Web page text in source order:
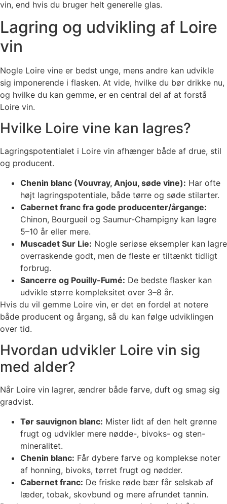
vin, end hvis du bruger helt generelle glas.
Lagring og udvikling af Loire
vin
Nogle Loire vine er bedst unge, mens andre kan udvikle
sig imponerende i flasken. At vide, hvilke du bør drikke nu,
og hvilke du kan gemme, er en central del af at forstå
Loire vin.
Hvilke Loire vine kan lagres?
Lagringspotentialet i Loire vin afhænger både af drue, stil
og producent.
Chenin blanc (Vouvray, Anjou, søde vine): Har ofte
højt lagringspotentiale, både tørre og søde stilarter.
Cabernet franc fra gode producenter/årgange:
Chinon, Bourgueil og Saumur-Champigny kan lagre
5–10 år eller mere.
Muscadet Sur Lie: Nogle seriøse eksempler kan lagre
overraskende godt, men de fleste er tiltænkt tidligt
forbrug.
Sancerre og Pouilly-Fumé: De bedste flasker kan
udvikle større kompleksitet over 3–8 år.
Hvis du vil gemme Loire vin, er det en fordel at notere
både producent og årgang, så du kan følge udviklingen
over tid.
Hvordan udvikler Loire vin sig
med alder?
Når Loire vin lagrer, ændrer både farve, duft og smag sig
gradvist.
Tør sauvignon blanc: Mister lidt af den helt grønne
frugt og udvikler mere nødde-, bivoks- og sten-
mineralitet.
Chenin blanc: Får dybere farve og komplekse noter
af honning, bivoks, tørret frugt og nødder.
Cabernet franc: De friske røde bær får selskab af
læder, tobak, skovbund og mere afrundet tannin.